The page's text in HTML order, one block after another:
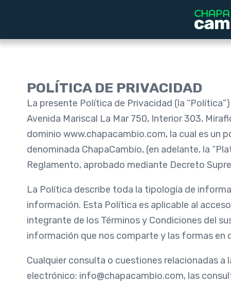
POLÍTICA DE PRIVACIDAD
La presente Política de Privacidad (la
Avenida Mariscal La Mar 750, Interior 303,
dominio www.chapacambio.com, la cual es un
denominada ChapaCambio, (en adelante, la
Reglamento, aprobado mediante Decreto
La Política describe toda la tipología de
información. Esta Política es aplicable al
integrante de los Términos y Condiciones del
información que nos comparte y las formas en
Cualquier consulta o cuestiones relacionadas
electrónico: info@chapacambio.com, las